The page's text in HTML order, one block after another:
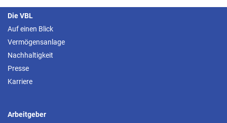
Die VBL
Auf einen Blick
Vermögensanlage
Nachhaltigkeit
Presse
Karriere
Arbeitgeber